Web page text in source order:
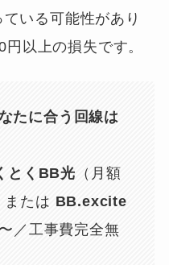
いる可能性があり
以上の損失です。
たに合う回線は
とくBB光 （月額
または BB.excite
／工事費完全無